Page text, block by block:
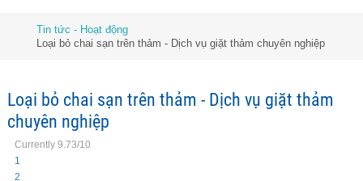
Tin tức - Hoạt động
Loại bỏ chai sạn trên thảm - Dịch vụ giặt thảm chuyên nghiệp
Loại bỏ chai sạn trên thảm - Dịch vụ giặt thảm
chuyên nghiệp
Currently 9.73/10
1
2